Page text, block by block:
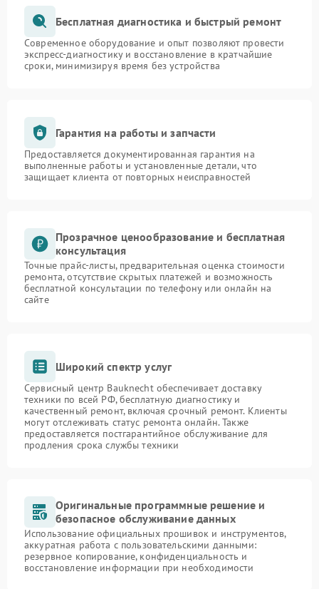
Бесплатная диагностика и быстрый ремонт
Современное оборудование и опыт позволяют провести
экспресс-диагностику и восстановление в кратчайшие
сроки, минимизируя время без устройства
Гарантия на работы и запчасти
Предоставляется документированная гарантия на
выполненные работы и установленные детали, что
защищает клиента от повторных неисправностей
Прозрачное ценообразование и бесплатная
консультация
Точные прайс-листы, предварительная оценка стоимости
ремонта, отсутствие скрытых платежей и возможность
бесплатной консультации по телефону или онлайн на
сайте
Широкий спектр услуг
Сервисный центр Bauknecht обеспечивает доставку
техники по всей РФ, бесплатную диагностику и
качественный ремонт, включая срочный ремонт. Клиенты
могут отслеживать статус ремонта онлайн. Также
предоставляется постгарантийное обслуживание для
продления срока службы техники
Оригинальные программные решение и
безопасное обслуживание данных
Использование официальных прошивок и инструментов,
аккуратная работа с пользовательскими данными:
резервное копирование, конфиденциальность и
восстановление информации при необходимости